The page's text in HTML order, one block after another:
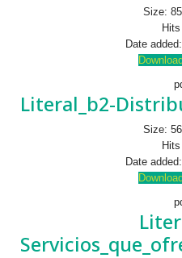
Size:
Date added:
Download
Literal_b2-
Size:
Date added:
Download